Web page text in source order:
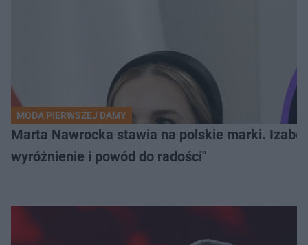
MODA PIERWSZEJ DAMY
Marta Nawrocka stawia na polskie marki.
wyróżnienie i powód do radości"